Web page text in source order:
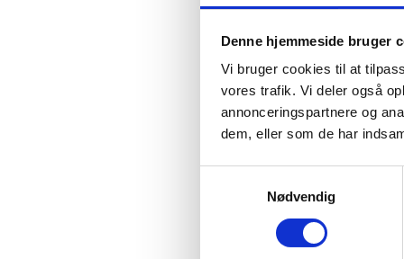
Denne hjemmeside bruger
Vi bruger cookies til at
vores trafik. Vi deler også
annonceringspartnere og
dem, eller som de har
Nødvendig
- Jeg
frihed
giver